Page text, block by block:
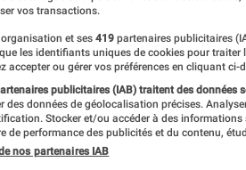
vos transactions.
et ses 419 partenaires publicitaires
les identifiants uniques de cookies pour
accepter ou gérer vos préférences en cliquant
publicitaires (IAB) traitent des données
des données de géolocalisation précises.
Stocker et/ou accéder à des
de performance des publicités et du contenu,
nos partenaires IAB